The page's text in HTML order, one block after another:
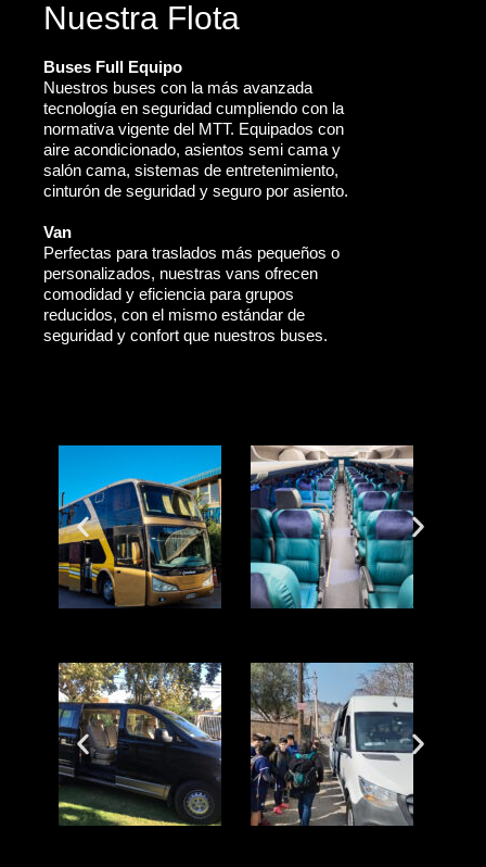
Nuestra Flota
Buses Full Equipo
Nuestros buses con la más avanzada
tecnología en seguridad cumpliendo con la
normativa vigente del MTT. Equipados con
aire acondicionado, asientos semi cama y
salón cama, sistemas de entretenimiento,
cinturón de seguridad y seguro por asiento.
Van
Perfectas para traslados más pequeños o
personalizados, nuestras vans ofrecen
comodidad y eficiencia para grupos
reducidos, con el mismo estándar de
seguridad y confort que nuestros buses.